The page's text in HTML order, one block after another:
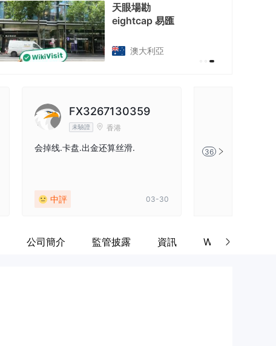
天眼場勘
eightcap 易匯
澳大利亞
FX3267130359
未驗證 香港
会掉线.卡盘.出金还算丝滑.
中評 03-30
[[我個人的實際使
36
公司簡介 監管披露 資訊 Wiki問答